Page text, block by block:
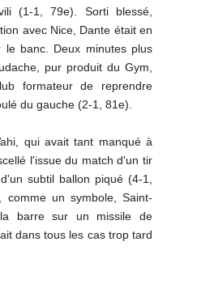
(1-1, 79e). Sorti blessé,
avec Nice, Dante était en
le banc. Deux minutes plus
pur produit du Gym,
formateur de reprendre
du gauche (2-1, 81e).
qui avait tant manqué à
l'issue du match d'un tir
subtil ballon piqué (4-1,
comme un symbole, Saint-
barre sur un missile de
dans tous les cas trop tard